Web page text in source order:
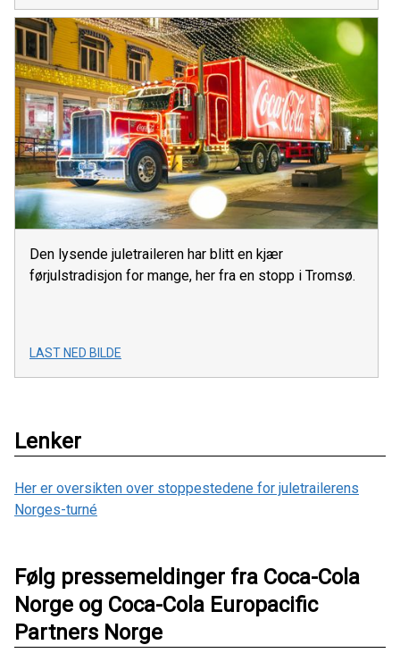
Den lysende juletraileren har blitt en kjær
førjulstradisjon for mange, her fra en stopp i Tromsø.
LAST NED BILDE
Lenker
Her er oversikten over stoppestedene for juletrailerens
Norges-turné
Følg pressemeldinger fra Coca-Cola
Norge og Coca-Cola Europacific
Partners Norge